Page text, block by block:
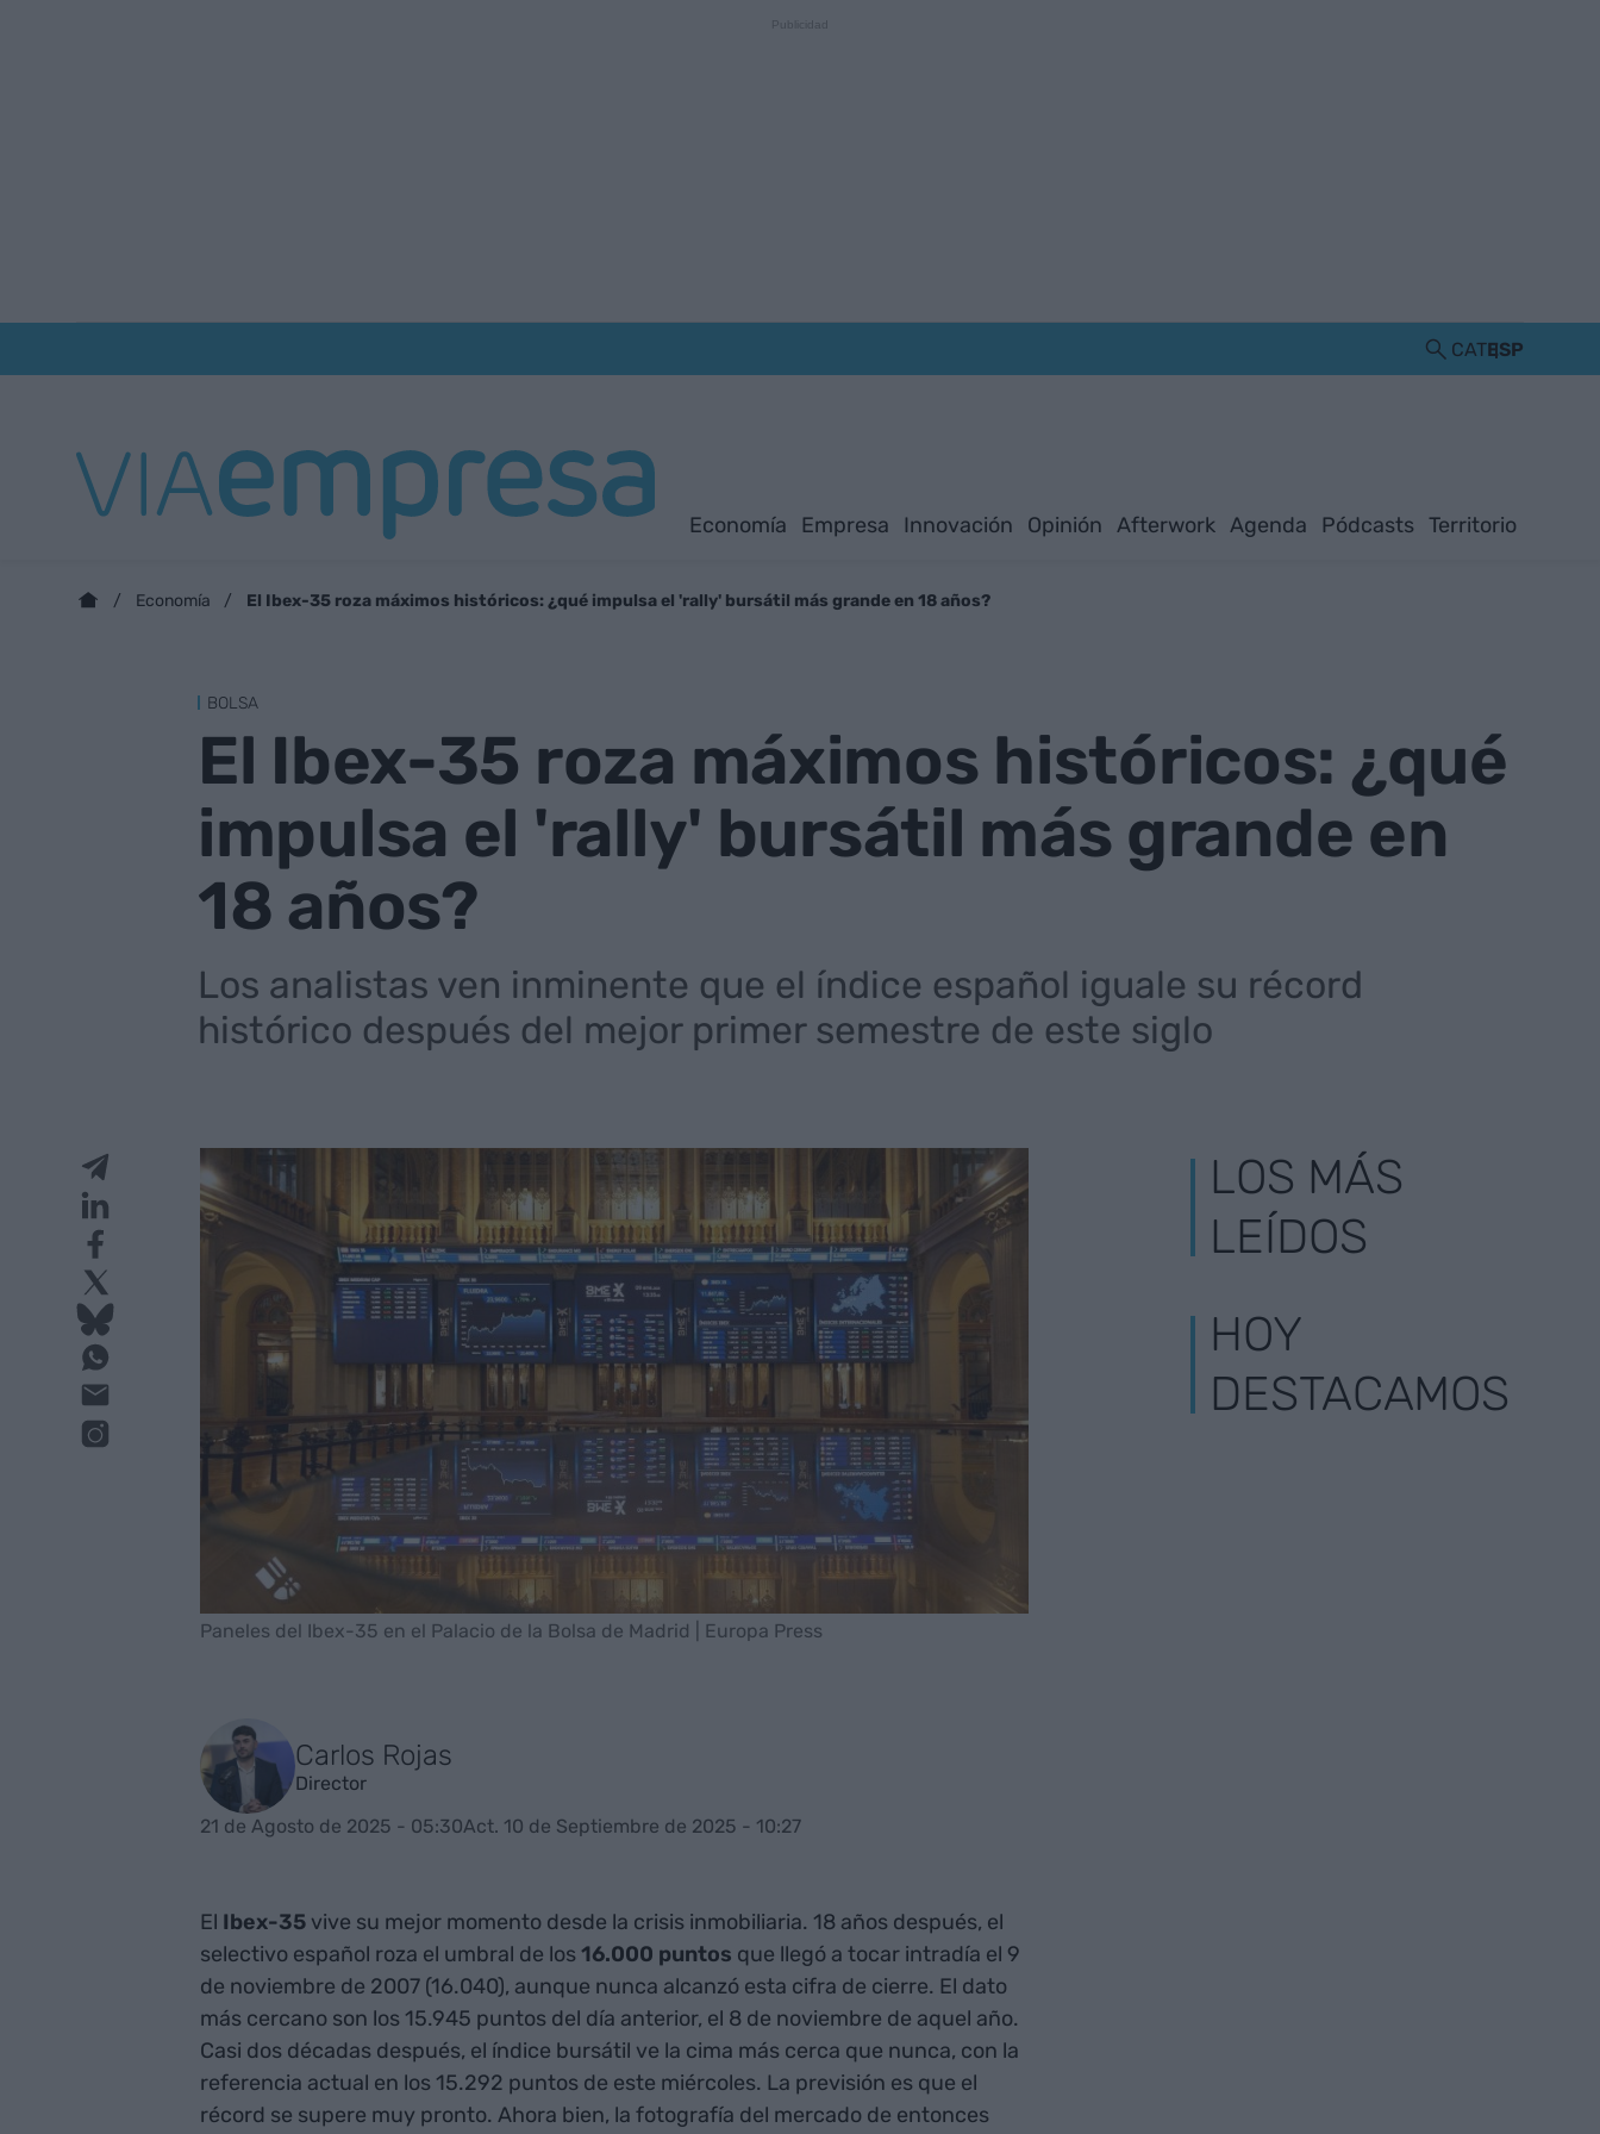
CATESP
Economía Empresa Innovación Opinión Afterwork Agenda Pódcasts Territorio
Economía El Ibex-35 roza máximos históricos: ¿qué impulsa el 'rally' bursátil más grande en 18 años?
BOLSA
El Ibex-35 roza máximos históricos: ¿qué
impulsa el 'rally' bursátil más grande en
18 años?
Los analistas ven inminente que el índice español iguale su récord
histórico después del mejor primer semestre de este siglo
Paneles del Ibex-35 en el Palacio de la Bolsa de Madrid | Europa Press
Carlos Rojas
Director
21 de Agosto de 2025 - 05:30Act. 10 de Septiembre de 2025 - 10:27
El Ibex-35vive su mejor momento desde la crisis inmobiliaria. 18 años después, el
selectivo español roza el umbral de los16.000 puntos que llegó a tocar intradía el 9
de noviembre de 2007 (16.040), aunque nunca alcanzó esta cifra de cierre. El dato
más cercano son los 15.945 puntos del día anterior, el 8 de noviembre de aquel año.
Casi dos décadas después, el índice bursátil ve la cima más cerca que nunca, con la
referencia actual en los 15.292 puntos de este miércoles. La previsión es que el
récord se supere muy pronto. Ahora bien, la fotografía del mercado de entonces
LOS MÁS
LEÍDOS
HOY
DESTACAMOS